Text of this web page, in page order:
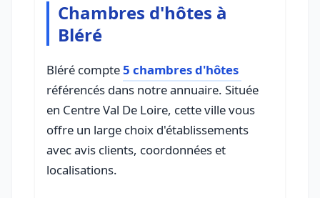
Chambres d'hôtes à
Bléré
Bléré compte5 chambres d'hôtes
référencés dans notre annuaire. Située
en Centre Val De Loire, cette ville vous
offre un large choix d'établissements
avec avis clients, coordonnées et
localisations.